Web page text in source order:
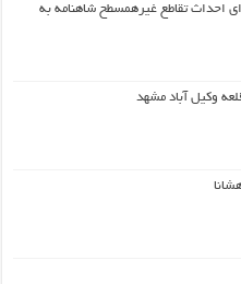
برای احداث تقاطع غیرهمسطح شاهنامه به
وکیل آباد مشهد